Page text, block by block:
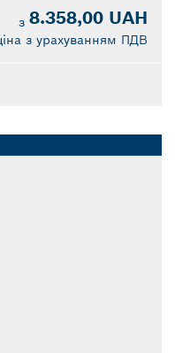
з 8.358,00 UAH
з урахуванням ПДВ